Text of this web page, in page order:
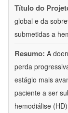
Título do
global e da
submetidas a
Resumo: A
perda
estágio mais
paciente a ser
hemodiálise